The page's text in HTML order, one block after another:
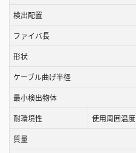
検出配置
ファイバ長
形状
ケーブル曲げ半径
最小検出物体
耐環境性
使用周囲温度
質量